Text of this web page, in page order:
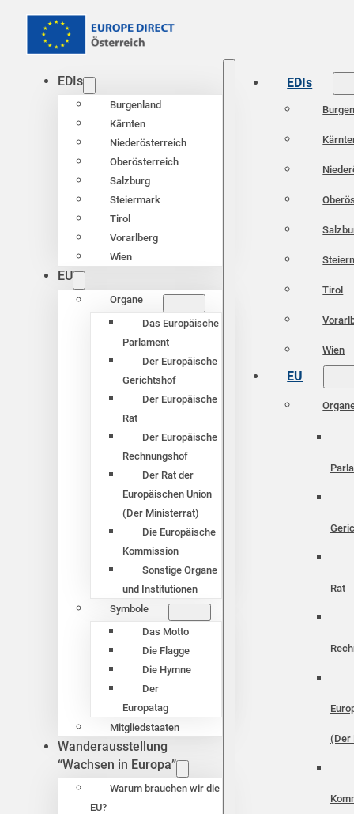
EDIs
Burgenland
Kärnten
Niederösterreich
Oberösterreich
Salzburg
Steiermark
Tirol
Vorarlberg
Wien
EU
Organe
Das Europäische
Parlament
Der Europäische
Gerichtshof
Der Europäische
Rat
Der Europäische
Rechnungshof
Der Rat der
Europäischen Union
(Der Ministerrat)
Die Europäische
Kommission
Sonstige Organe
und Institutionen
Symbole
Das Motto
Die Flagge
Die Hymne
Der
Europatag
Mitgliedstaaten
Wanderausstellung
“Wachsen in Europa”
Warum brauchen wir die
EU?
EDIs
Tirol
Wien
EU
Rat
(Der